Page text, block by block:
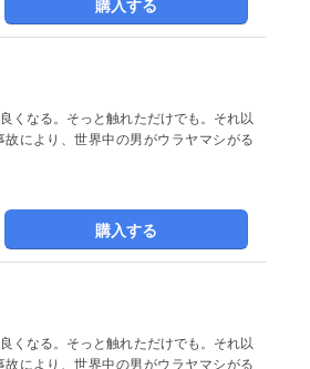
購入する
により、世界中の男がウラヤマシがる
購入する
により、世界中の男がウラヤマシがる